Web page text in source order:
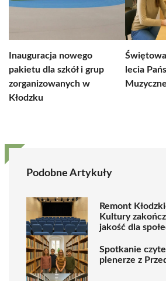
Inauguracja nowego
pakietu dla szkół i grup
zorganizowanych w
Kłodzku
lecia
Podobne Artykuły
Remont
Kultury
jakość dla
Spotkanie
plenerze z